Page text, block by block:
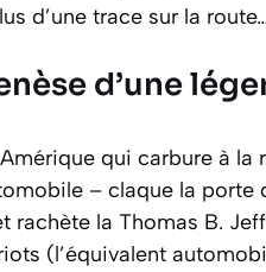
d’une trace sur la
d’une
qui carbure à
– claque la
rachète la Thomas B.
(l’équivalent